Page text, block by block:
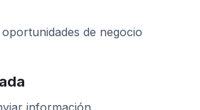
de negocio
información